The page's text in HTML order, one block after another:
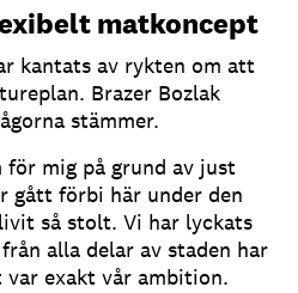
matkoncept
kantats av rykten om att
Brazer Bozlak
stämmer.
för mig på grund av just
gått förbi här under den
så stolt. Vi har lyckats
alla delar av staden har
exakt vår ambition.